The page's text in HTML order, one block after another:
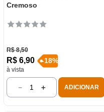
Cremoso
R$ 8,50
R$ 6,90
à vista
-18%
＋
－ ADICIONAR